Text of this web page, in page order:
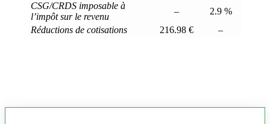
CSG/CRDS imposable à
l’impôt sur le revenu
–
2.9 %
Réductions de cotisations
216.98 € –